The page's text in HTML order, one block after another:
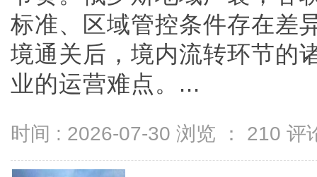
标准、区域管控条件存在差
境通关后，境内流转环节的
业的运营难点。...
时间 : 2026-07-30 浏览 ： 210 评